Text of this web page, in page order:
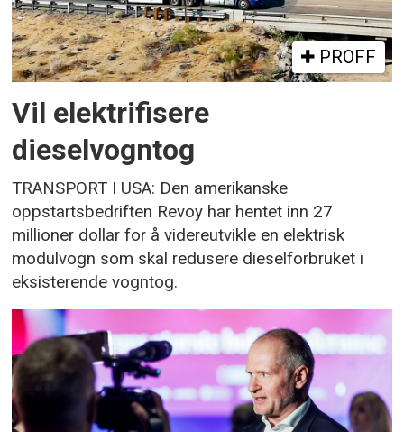
PROFF
Vil elektrifisere
dieselvogntog
TRANSPORT I USA: Den amerikanske
oppstartsbedriften Revoy har hentet inn 27
millioner dollar for å videreutvikle en elektrisk
modulvogn som skal redusere dieselforbruket i
eksisterende vogntog.